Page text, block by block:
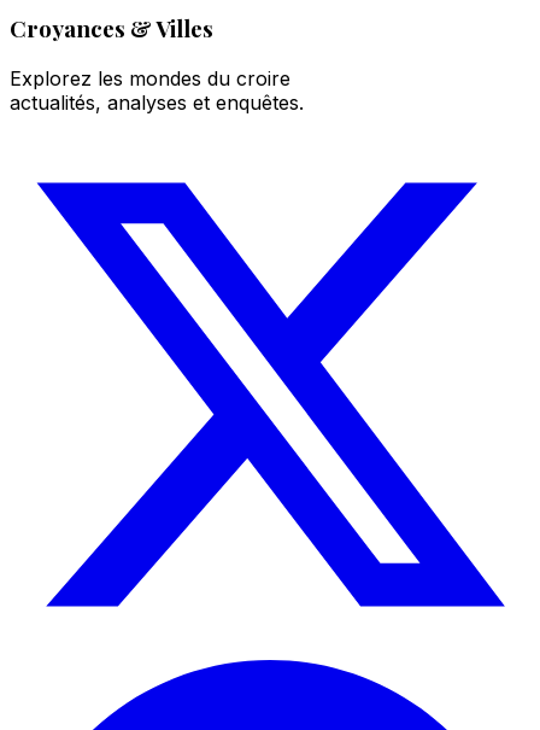
Croyances & Villes
Explorez les mondes du croire
actualités, analyses et enquêtes.